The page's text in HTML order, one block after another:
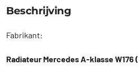
Beschrijving
Fabrikant:
Radiateur Mercedes A-klasse W176